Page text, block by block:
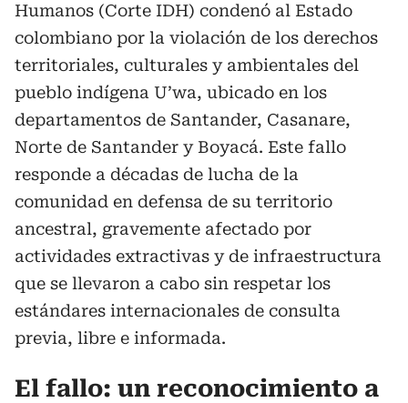
Humanos (Corte IDH) condenó al Estado
colombiano por la violación de los derechos
territoriales, culturales y ambientales del
pueblo indígena U’wa, ubicado en los
departamentos de Santander, Casanare,
Norte de Santander y Boyacá. Este fallo
responde a décadas de lucha de la
comunidad en defensa de su territorio
ancestral, gravemente afectado por
actividades extractivas y de infraestructura
que se llevaron a cabo sin respetar los
estándares internacionales de consulta
previa, libre e informada.
El fallo: un reconocimiento a